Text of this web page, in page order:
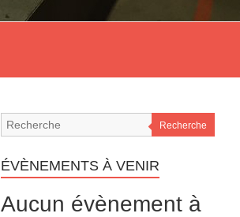
Recherche
ÉVÈNEMENTS À VENIR
Aucun évènement à